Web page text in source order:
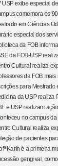
USP exibe especial
comemora os
em Ciências
especial dos
da FOB
da FOB-USP
Cultural realiza
da FOB
para
da USP realiza
e USP realizam
no campus da
Cultural realiza
de pacientes
Karin é a primeira
gengival,